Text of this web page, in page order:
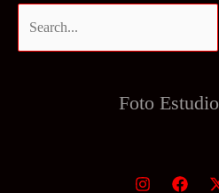
Foto Estudio